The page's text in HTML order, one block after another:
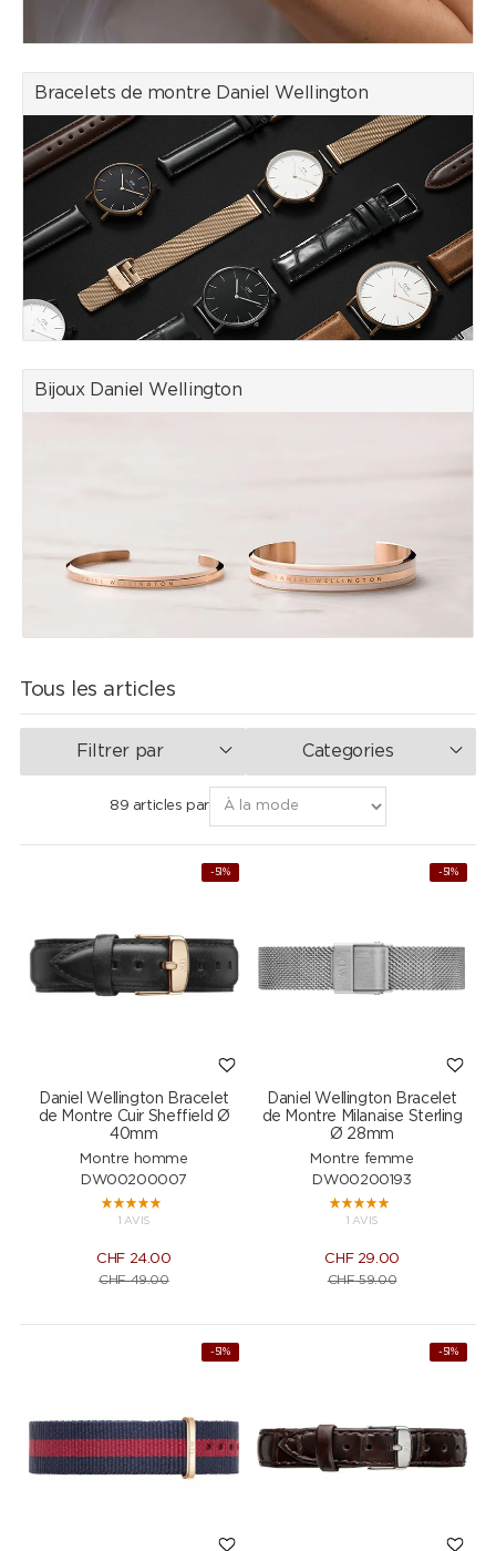
Bracelets de montre Daniel Wellington
Bijoux Daniel Wellington
Tous les articles
Filtrer par Categories
89 articles par
-51%
Daniel Wellington Bracelet
de Montre Cuir Sheffield Ø
40mm
Montre homme
DW00200007
1 AVIS
CHF 24.00
CHF49.00
-51%
Daniel Wellington Bracelet
de Montre Milanaise Sterling
Ø 28mm
Montre femme
DW00200193
1 AVIS
CHF29.00
CHF59.00
-51% -51%